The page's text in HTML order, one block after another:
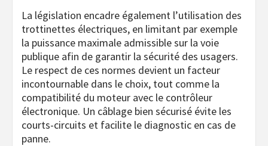
La législation encadre également l’utilisation des
trottinettes électriques, en limitant par exemple
la puissance maximale admissible sur la voie
publique afin de garantir la sécurité des usagers.
Le respect de ces normes devient un facteur
incontournable dans le choix, tout comme la
compatibilité du moteur avec le contrôleur
électronique. Un câblage bien sécurisé évite les
courts-circuits et facilite le diagnostic en cas de
panne.